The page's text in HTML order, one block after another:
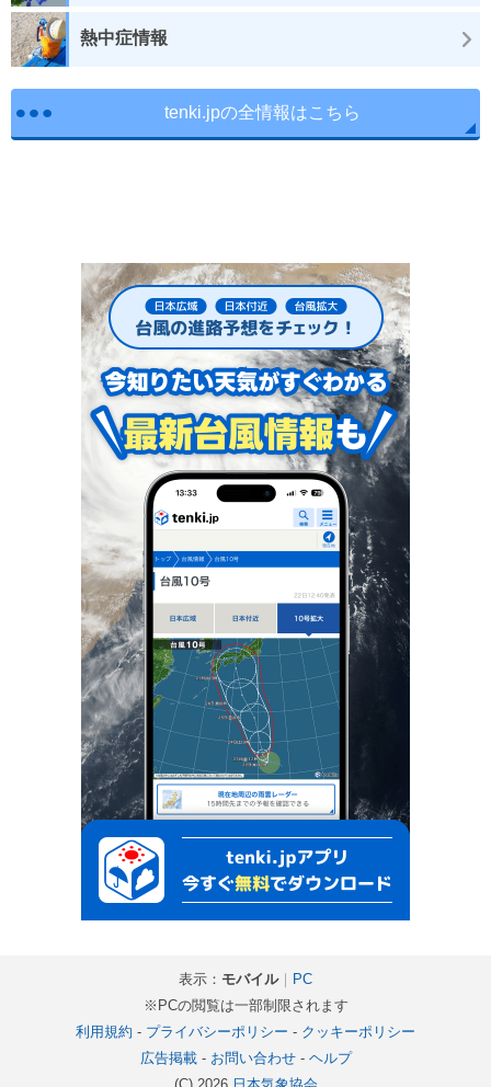
熱中症情報
tenki.jpの全情報はこちら
表示： モバイル｜ PC
※PCの閲覧は一部制限されます
利用規約 - プライバシーポリシー - クッキーポリシー
広告掲載- お問い合わせ- ヘルプ